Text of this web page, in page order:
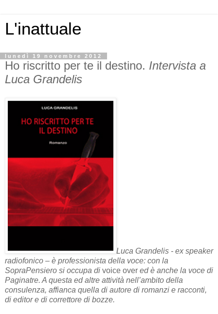
L'inattuale
lunedì 19 novembre 2012
Ho riscritto per te il destino. Intervista a
Luca Grandelis
Luca Grandelis - ex speaker
radiofonico – è professionista della voce: con la
SopraPensiero si occupa di voice over ed è anche la voce di
Paginatre. A questa ed altre attività nell’ambito della
consulenza, affianca quella di autore di romanzi e racconti,
di editor e di correttore di bozze.